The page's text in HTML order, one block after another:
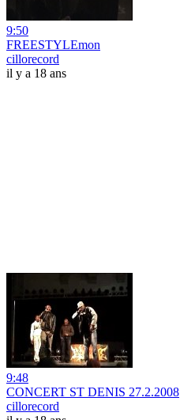
9:50
FREESTYLEmon
cillorecord
il y a 18 ans
9:48
CONCERT ST DENIS 27.2.2008
cillorecord